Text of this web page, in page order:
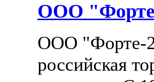
ООО
ООО "Форте-
российская